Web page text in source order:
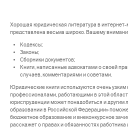
Хорошая юридическая литература в интернет-
представлена весьма широко. Вашему
Кодексы;
Законы;
Сборники документов;
Книги, написанные адвокатами о своей
случаев, комментариями и советами.
Юридические книги используются очень
профессионалами, работающими в этой
юриспруденции может понадобиться и другим
образовании в Российской Федерации»
бюджетное образование и внеконкурсное
расскажет о правах и обязанностях работника